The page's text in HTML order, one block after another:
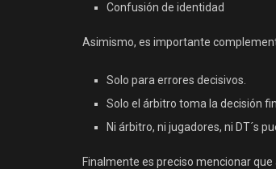
Confusión de identidad
Asimismo, es importante
Solo para errores decisivos.
Solo el árbitro toma la decisión
Ni árbitro, ni jugadores, ni DT´s
Finalmente es preciso mencionar